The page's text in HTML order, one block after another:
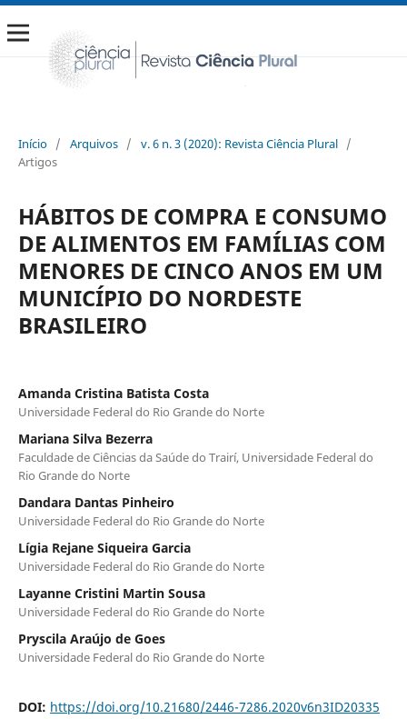
Início / Arquivos / v. 6 n. 3 (2020): Revista Ciência Plural /
Artigos
HÁBITOS DE COMPRA E CONSUMO
DE ALIMENTOS EM FAMÍLIAS COM
MENORES DE CINCO ANOS EM UM
MUNICÍPIO DO NORDESTE
BRASILEIRO
Amanda Cristina Batista Costa
Universidade Federal do Rio Grande do Norte
Mariana Silva Bezerra
Faculdade de Ciências da Saúde do Trairí, Universidade Federal do
Rio Grande do Norte
Dandara Dantas Pinheiro
Universidade Federal do Rio Grande do Norte
Lígia Rejane Siqueira Garcia
Universidade Federal do Rio Grande do Norte
Layanne Cristini Martin Sousa
Universidade Federal do Rio Grande do Norte
Pryscila Araújo de Goes
Universidade Federal do Rio Grande do Norte
DOI: https://doi.org/10.21680/2446-7286.2020v6n3ID20335